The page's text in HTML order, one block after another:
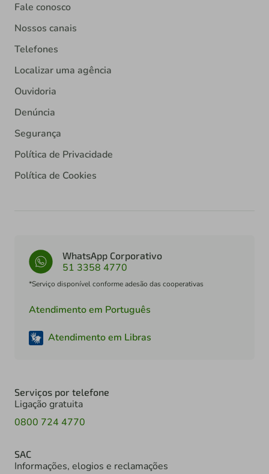
Fale conosco
Nossos canais
Telefones
Localizar uma agência
Ouvidoria
Denúncia
Segurança
Política de Privacidade
Política de Cookies
WhatsApp Corporativo
51 3358 4770
*Serviço disponível conforme adesão das cooperativas
Atendimento em Português
Atendimento em Libras
Serviços por telefone
Ligação gratuita
0800 724 4770
SAC
Informações, elogios e reclamações